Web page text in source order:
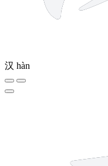
汉 hàn